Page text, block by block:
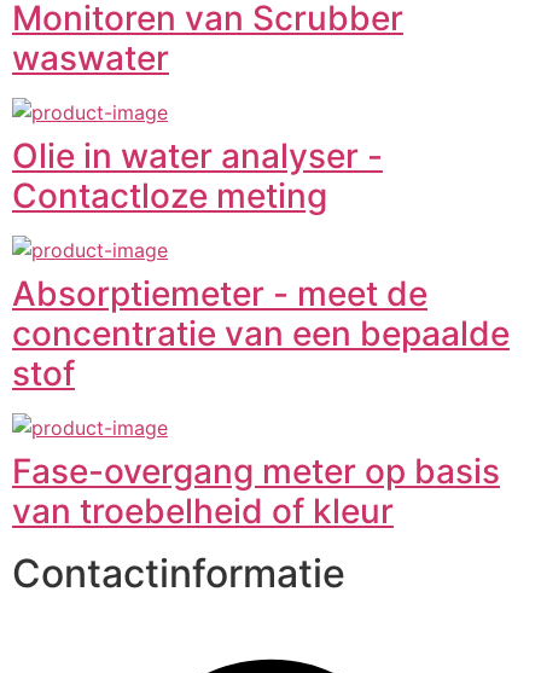
Monitoren van Scrubber
waswater
Olie in water analyser -
Contactloze meting
Absorptiemeter - meet de
concentratie van een bepaalde
stof
Fase-overgang meter op basis
van troebelheid of kleur
Contactinformatie